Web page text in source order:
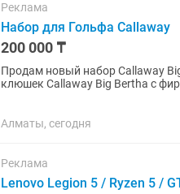
Реклама
Набор для Гольфа Callaway
200 000 ₸
Продам новый набор Callaway Big Bertha Golf Новый, в заводской
клюшек Callaway Big Bertha с фирменной
Алматы, сегодня
Реклама
Lenovo Legion 5 / Ryzen 5 /